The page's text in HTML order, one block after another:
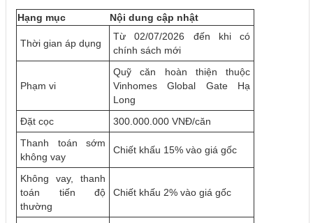
Hạng mục Nội dung cập nhật
Thời gian áp dụng
Từ 02/07/2026 đến khi có
chính sách mới
Phạm vi
Quỹ căn hoàn thiện thuộc
Vinhomes Global Gate Hạ
Long
Đặt cọc
300.000.000 VNĐ/căn
Thanh toán sớm
không vay
Chiết khấu 15% vào giá gốc
Không vay, thanh
toán tiến độ
thường
Chiết khấu 2% vào giá gốc